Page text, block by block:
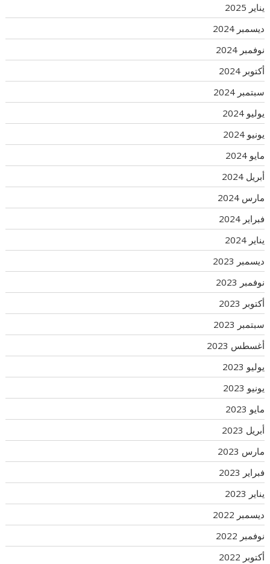
يناير 2025
ديسمبر 2024
نوفمبر 2024
أكتوبر 2024
سبتمبر 2024
يوليو 2024
يونيو 2024
مايو 2024
أبريل 2024
مارس 2024
فبراير 2024
يناير 2024
ديسمبر 2023
نوفمبر 2023
أكتوبر 2023
سبتمبر 2023
أغسطس 2023
يوليو 2023
يونيو 2023
مايو 2023
أبريل 2023
مارس 2023
فبراير 2023
يناير 2023
ديسمبر 2022
نوفمبر 2022
أكتوبر 2022